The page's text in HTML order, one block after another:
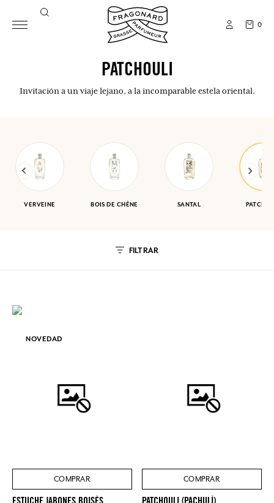
0
PATCHOULI
Invitación a un viaje lejano, a la incomparable estela oriental.
VERVEINE BOIS DE CHÊNE SANTAL
FILTRAR
NOVEDAD
COMPRAR COMPRAR